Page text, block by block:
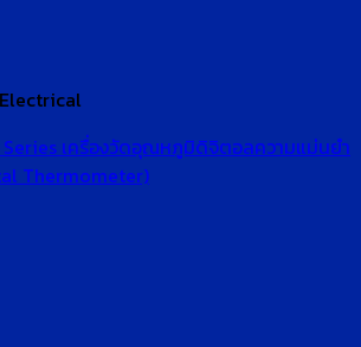
Series เครื่องวัดอุณหภูมิดิจิตอลความแม่นยำ
Thermometer)